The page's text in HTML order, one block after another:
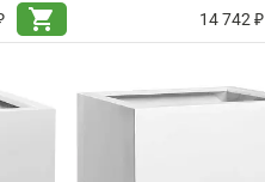
shopping_cart
14 742 ₽